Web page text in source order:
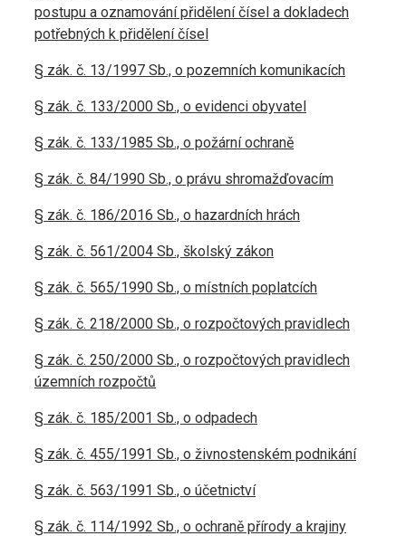
postupu a oznamování přidělení čísel a dokladech
potřebných k přidělení čísel
§ zák. č. 13/1997 Sb., o pozemních komunikacích
§ zák. č. 133/2000 Sb., o evidenci obyvatel
§ zák. č. 133/1985 Sb., o požární ochraně
§ zák. č. 84/1990 Sb., o právu shromažďovacím
§ zák. č. 186/2016 Sb., o hazardních hrách
§ zák. č. 561/2004 Sb., školský zákon
§ zák. č. 565/1990 Sb., o místních poplatcích
§ zák. č. 218/2000 Sb., o rozpočtových pravidlech
§ zák. č. 250/2000 Sb., o rozpočtových pravidlech
územních rozpočtů
§ zák. č. 185/2001 Sb., o odpadech
§ zák. č. 455/1991 Sb., o živnostenském podnikání
§ zák. č. 563/1991 Sb., o účetnictví
§ zák. č. 114/1992 Sb., o ochraně přírody a krajiny